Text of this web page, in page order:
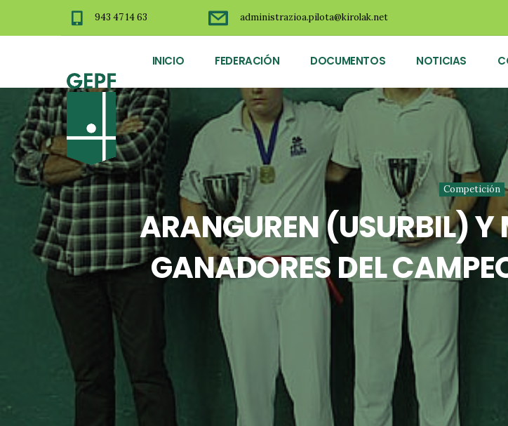
943 47 14 63 administrazioa.pilota@kirolak.net
INICIO FEDERACIÓN DOCUMENTOS NOTICIAS
Competición
ARANGUREN (USURBIL)
GANADORES DEL